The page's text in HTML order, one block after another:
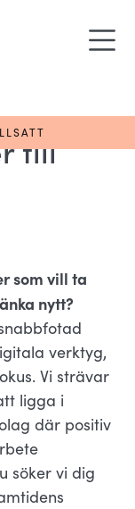
till
som vill ta
nytt?
verktyg,
Vi strävar
ligga i
där positiv
söker vi dig